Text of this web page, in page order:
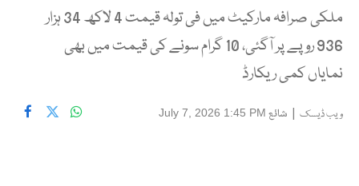
ملکی صرافہ مارکیٹ میں فی تولہ قیمت 4 لاکھ 34 ہزار
936 روپے پر آگئی، 10 گرام سونے کی قیمت میں بھی
نمایاں کمی ریکارڈ
ویب ڈیسک | شائع July 7, 2026 1:45 PM